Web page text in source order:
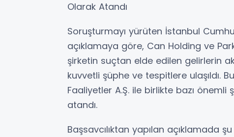
Olarak Atandı
Soruşturmayı yürüten İstanbul
açıklamaya göre, Can Holding ve
şirketin suçtan elde edilen gelirlerin
kuvvetli şüphe ve tespitlere ulaşıldı.
Faaliyetler A.Ş. ile birlikte bazı
atandı.
Başsavcılıktan yapılan açıklamada